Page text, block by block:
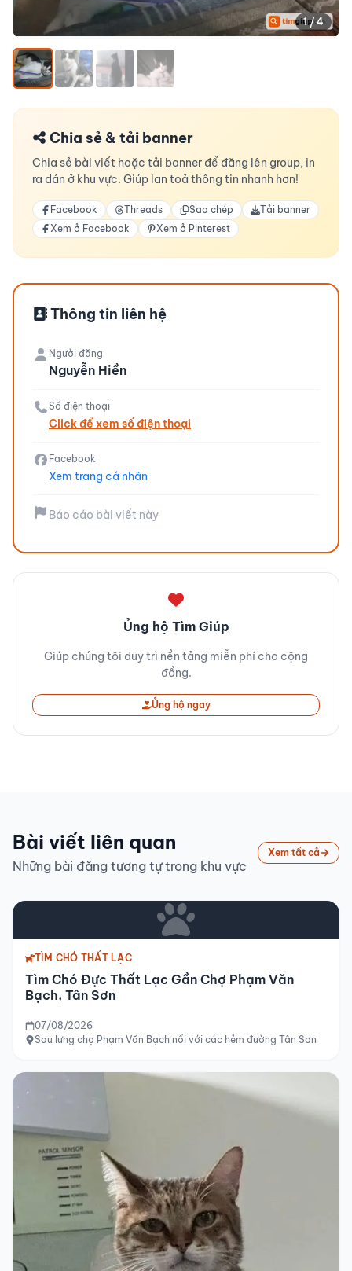
1 / 4
Chia sẻ & tải banner
Chia sẻ bài viết hoặc tải banner để đăng lên group, in
ra dán ở khu vực. Giúp lan toả thông tin nhanh hơn!
Facebook Threads Sao chép
Tải banner
Xem ở Facebook
Xem ở Pinterest
Thông tin liên hệ
Người đăng
Nguyễn Hiền
Số điện thoại
Click để xem số điện thoại
Facebook
Xem trang cá nhân
Báo cáo bài viết này
Ủng hộ Tìm Giúp
Giúp chúng tôi duy trì nền tảng miễn phí cho cộng
đồng.
Ủng hộ ngay
Bài viết liên quan
Những bài đăng tương tự trong khu vực
Xem tất cả
TÌM CHÓ THẤT LẠC
Tìm Chó Đực Thất Lạc Gần Chợ Phạm Văn
Bạch, Tân Sơn
07/08/2026
Sau lưng chợ Phạm Văn Bạch nối với các hẻm đường Tân Sơn